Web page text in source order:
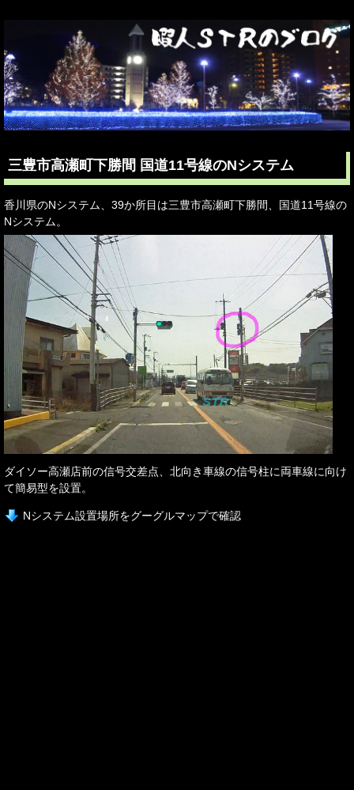
三豊市高瀬町下勝間 国道11号線のNシステム
香川県のNシステム、39か所目は三豊市高瀬町下勝間、国道11号線の
Nシステム。
ダイソー高瀬店前の信号交差点、北向き車線の信号柱に両車線に向け
て簡易型を設置。
Nシステム設置場所をグーグルマップで確認